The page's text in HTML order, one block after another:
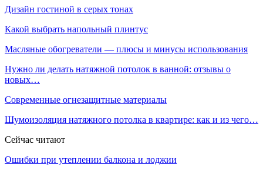
Дизайн гостиной в серых тонах
Какой выбрать напольный плинтус
Масляные обогреватели — плюсы и минусы использования
Нужно ли делать натяжной потолок в ванной: отзывы о
новых…
Современные огнезащитные материалы
Шумоизоляция натяжного потолка в квартире: как и из чего…
Сейчас читают
Ошибки при утеплении балкона и лоджии